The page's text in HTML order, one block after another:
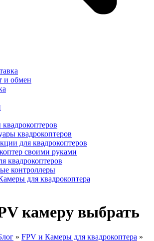
и обмен
квадрокоптеров
для квадрокоптеров
своими руками
квадрокоптеров
контроллеры
для квадрокоптера
камеру выбрать
» FPV и Камеры для квадрокоптера »